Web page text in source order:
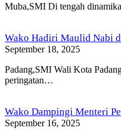
Muba,SMI Di tengah
Wako Hadiri Maulid Nabi
September 18, 2025
Padang,SMI Wali Kota
peringatan…
Wako Dampingi Menteri
September 16, 2025